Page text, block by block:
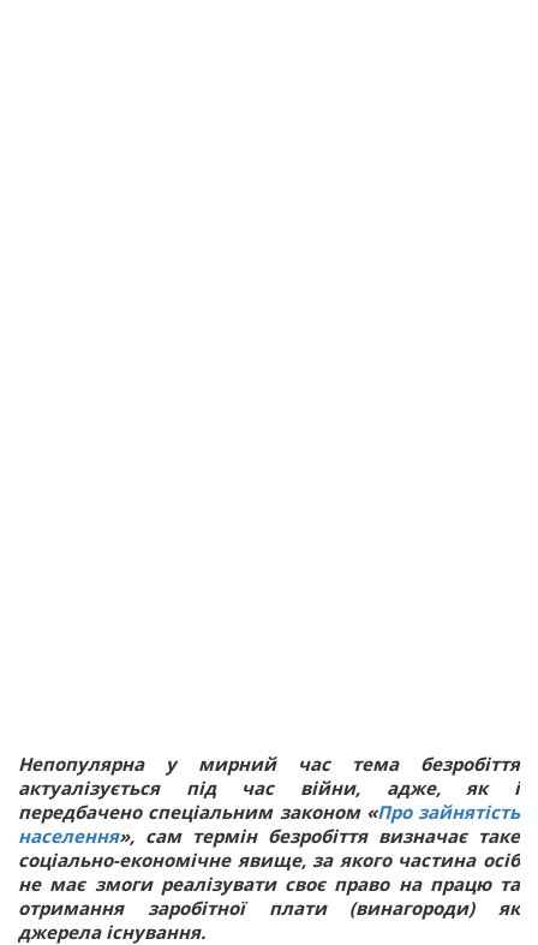
Непопулярна у мирний час тема безробіття
актуалізується під час війни, адже, як і
передбачено спеціальним законом «Про зайнятість
населення», сам термін безробіття визначає таке
соціально-економічне явище, за якого частина осіб
не має змоги реалізувати своє право на працю та
отримання заробітної плати (винагороди) як
джерела існування.